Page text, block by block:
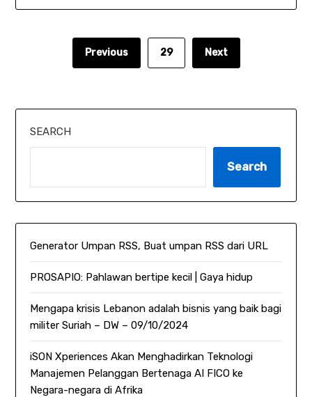
Previous 29 Next
SEARCH
Search
Generator Umpan RSS, Buat umpan RSS dari URL
PROSAPIO: Pahlawan bertipe kecil | Gaya hidup
Mengapa krisis Lebanon adalah bisnis yang baik bagi
militer Suriah – DW – 09/10/2024
iSON Xperiences Akan Menghadirkan Teknologi
Manajemen Pelanggan Bertenaga AI FICO ke
Negara-negara di Afrika